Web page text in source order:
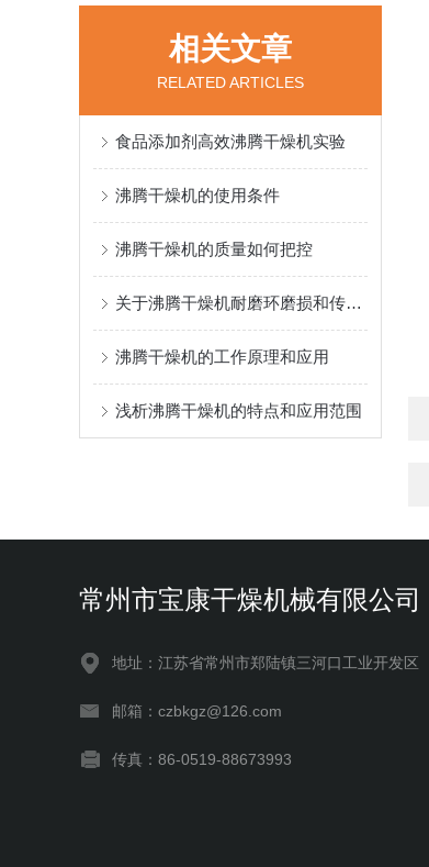
相关文章
RELATED ARTICLES
食品添加剂高效沸腾干燥机实验
沸腾干燥机的使用条件
沸腾干燥机的质量如何把控
关于沸腾干燥机耐磨环磨损和传动健磨损的故障与处理
沸腾干燥机的工作原理和应用
浅析沸腾干燥机的特点和应用范围
常州市宝康干燥机械有限公司
地址：江苏省常州市郑陆镇三河口工业开发区
邮箱：czbkgz@126.com
传真：86-0519-88673993